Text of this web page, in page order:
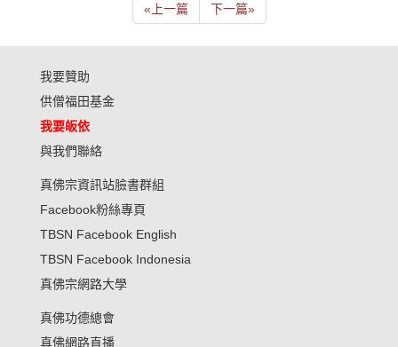
« 上一篇 下一篇»
我要贊助
供僧福田基金
我要皈依
與我們聯絡
真佛宗資訊站臉書群組
Facebook粉絲專頁
TBSN Facebook English
TBSN Facebook Indonesia
真佛宗網路大學
真佛功德總會
真佛網路直播